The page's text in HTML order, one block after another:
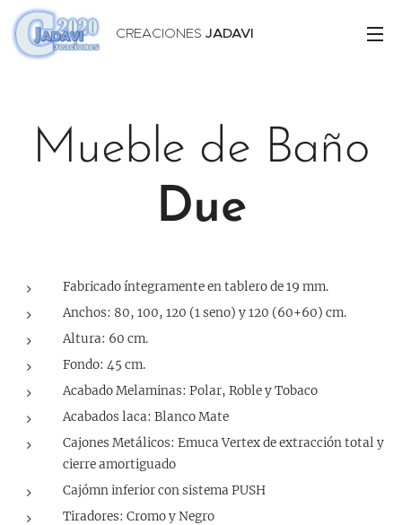
CREACIONES JADAVI
Mueble de Baño
Due
Fabricado íntegramente en tablero de 19 mm.
Anchos: 80, 100, 120 (1 seno) y 120 (60+60) cm.
Altura: 60 cm.
Fondo: 45 cm.
Acabado Melaminas: Polar, Roble y Tobaco
Acabados laca: Blanco Mate
Cajones Metálicos: Emuca Vertex de extracción total y
cierre amortiguado
Cajómn inferior con sistema PUSH
Tiradores: Cromo y Negro